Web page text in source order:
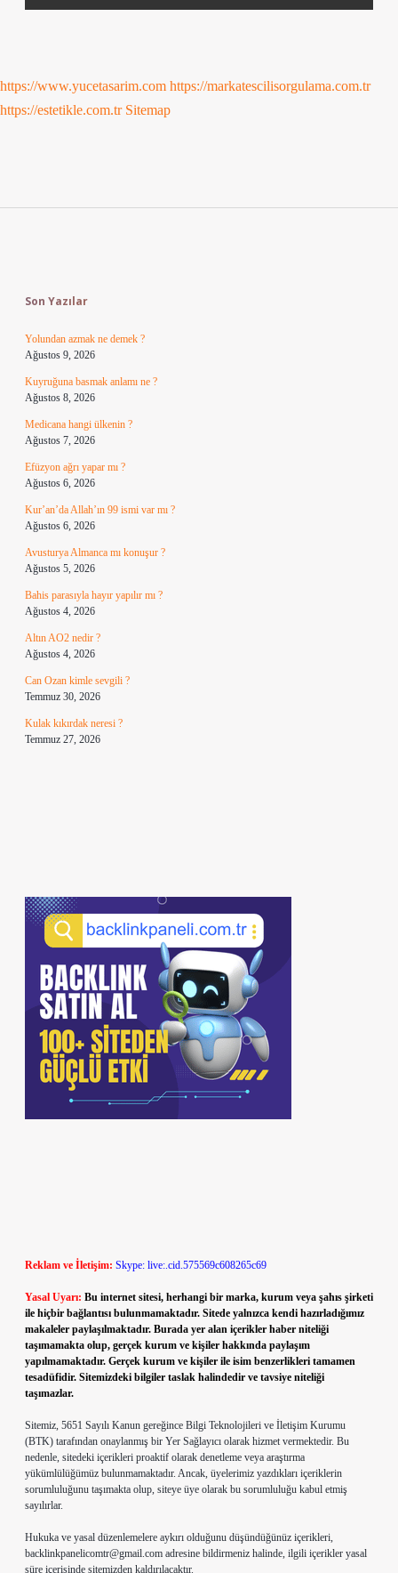
https://www.yucetasarim.com https://markatescilisorgulama.com.tr
https://estetikle.com.tr Sitemap
Son Yazılar
Yolundan azmak ne demek ?
Ağustos 9, 2026
Kuyruğuna basmak anlamı ne ?
Ağustos 8, 2026
Medicana hangi ülkenin ?
Ağustos 7, 2026
Efüzyon ağrı yapar mı ?
Ağustos 6, 2026
Kur’an’da Allah’ın 99 ismi var mı ?
Ağustos 6, 2026
Avusturya Almanca mı konuşur ?
Ağustos 5, 2026
Bahis parasıyla hayır yapılır mı ?
Ağustos 4, 2026
Altın AO2 nedir ?
Ağustos 4, 2026
Can Ozan kimle sevgili ?
Temmuz 30, 2026
Kulak kıkırdak neresi ?
Temmuz 27, 2026
Reklam ve İletişim: Skype: live:.cid.575569c608265c69
Yasal Uyarı: Bu internet sitesi, herhangi bir marka, kurum veya şahıs şirketi
ile hiçbir bağlantısı bulunmamaktadır. Sitede yalnızca kendi hazırladığımız
makaleler paylaşılmaktadır. Burada yer alan içerikler haber niteliği
taşımamakta olup, gerçek kurum ve kişiler hakkında paylaşım
yapılmamaktadır. Gerçek kurum ve kişiler ile isim benzerlikleri tamamen
tesadüfidir. Sitemizdeki bilgiler taslak halindedir ve tavsiye niteliği
taşımazlar.
Sitemiz, 5651 Sayılı Kanun gereğince Bilgi Teknolojileri ve İletişim Kurumu
(BTK) tarafından onaylanmış bir Yer Sağlayıcı olarak hizmet vermektedir. Bu
nedenle, sitedeki içerikleri proaktif olarak denetleme veya araştırma
yükümlülüğümüz bulunmamaktadır. Ancak, üyelerimiz yazdıkları içeriklerin
sorumluluğunu taşımakta olup, siteye üye olarak bu sorumluluğu kabul etmiş
sayılırlar.
Hukuka ve yasal düzenlemelere aykırı olduğunu düşündüğünüz içerikleri,
backlinkpanelicomtr@gmail.com adresine bildirmeniz halinde, ilgili içerikler yasal
süre içerisinde sitemizden kaldırılacaktır.